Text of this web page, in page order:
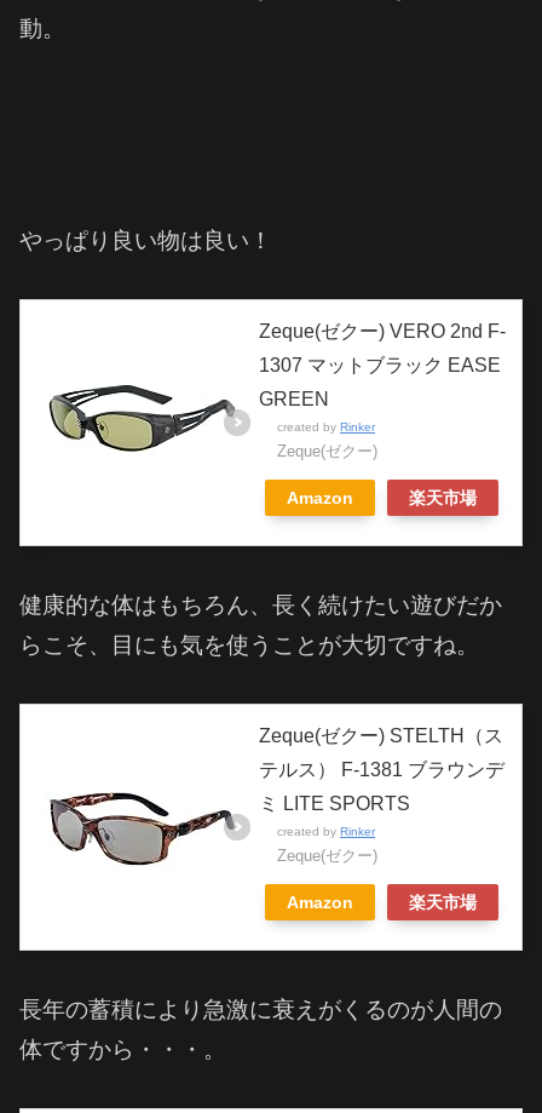
動。
やっぱり良い物は良い！
Zeque(ゼクー) VERO 2nd F-
1307 マットブラック EASE
GREEN
created by Rinker
Zeque(ゼクー)
Amazon 楽天市場
健康的な体はもちろん、長く続けたい遊びだか
らこそ、目にも気を使うことが大切ですね。
Zeque(ゼクー) STELTH（ス
テルス） F-1381 ブラウンデ
ミ LITE SPORTS
created by Rinker
Zeque(ゼクー)
Amazon 楽天市場
長年の蓄積により急激に衰えがくるのが人間の
体ですから・・・。